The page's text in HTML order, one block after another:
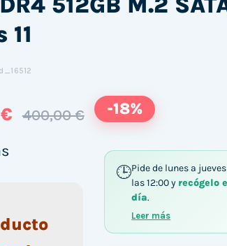
400,00 € -18%
Pide de lunes a
las 12:00 y recógelo
día.
Leer más